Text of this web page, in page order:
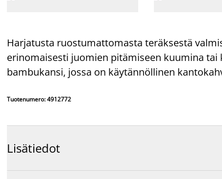
Harjatusta ruostumattomasta teräksestä
erinomaisesti juomien pitämiseen kuumina tai
bambukansi, jossa on käytännöllinen
Tuotenumero: 4912772
Lisätiedot